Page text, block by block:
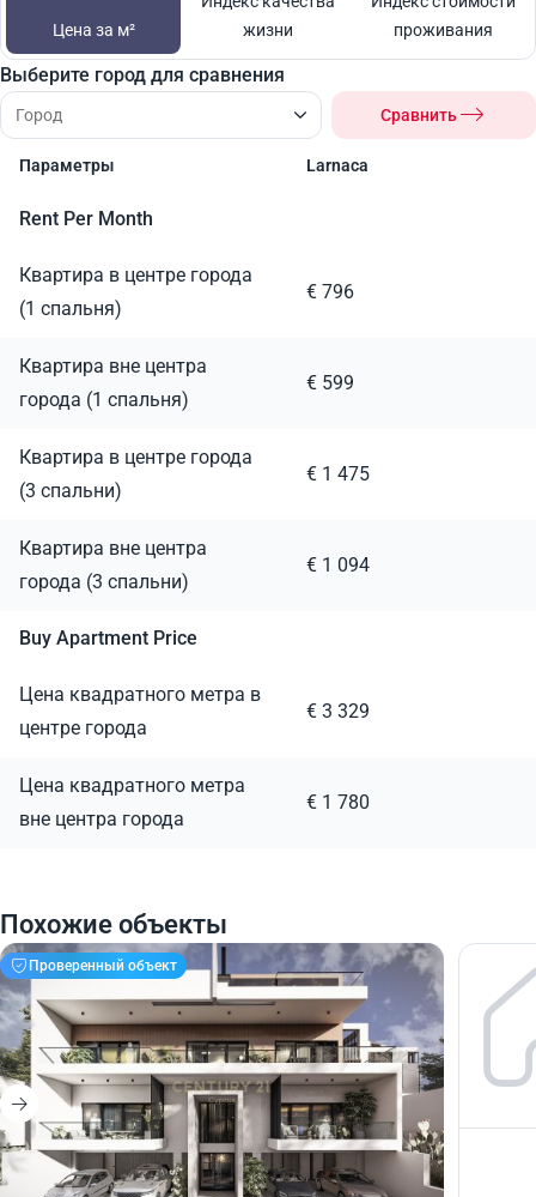
Цена за м²
жизни
проживания
Выберите город для сравнения
Сравнить
Параметры Larnaca
Rent Per Month
Квартира в центре города
(1 спальня)
€ 796
Квартира вне центра
города (1 спальня)
€ 599
Квартира в центре города
(3 спальни)
€ 1 475
Квартира вне центра
города (3 спальни)
€ 1 094
Buy Apartment Price
Цена квадратного метра в
центре города
€ 3 329
Цена квадратного метра
вне центра города
€ 1 780
Похожие объекты
Проверенный объект